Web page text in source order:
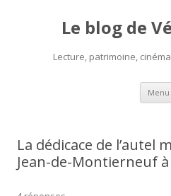
Le blog de
Lecture, patrimoine,
Menu
La dédicace de l’autel
Jean-de-Montierneuf